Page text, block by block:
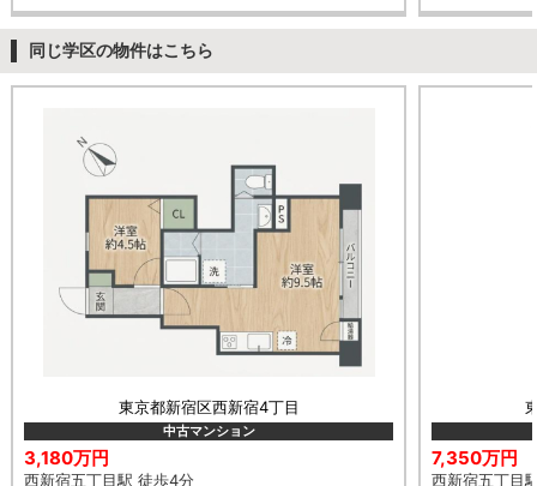
同じ学区の物件はこちら
東京都新宿区西新宿4丁目
中古マンション
3,180万円
西新宿五丁目駅 徒歩4分
7,350万円
西新宿五丁目